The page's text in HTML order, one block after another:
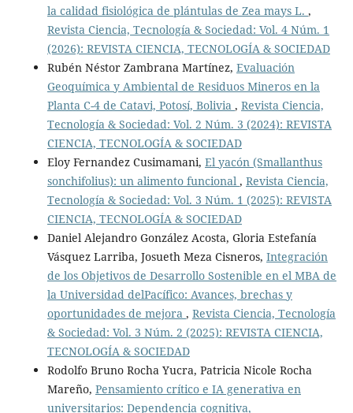
la calidad fisiológica de plántulas de Zea mays L. ,
Revista Ciencia, Tecnología & Sociedad: Vol. 4 Núm. 1
(2026): REVISTA CIENCIA, TECNOLOGÍA & SOCIEDAD
Rubén Néstor Zambrana Martínez, Evaluación
Geoquímica y Ambiental de Residuos Mineros en la
Planta C-4 de Catavi, Potosí, Bolivia , Revista Ciencia,
Tecnología & Sociedad: Vol. 2 Núm. 3 (2024): REVISTA
CIENCIA, TECNOLOGÍA & SOCIEDAD
Eloy Fernandez Cusimamani, El yacón (Smallanthus
sonchifolius): un alimento funcional , Revista Ciencia,
Tecnología & Sociedad: Vol. 3 Núm. 1 (2025): REVISTA
CIENCIA, TECNOLOGÍA & SOCIEDAD
Daniel Alejandro González Acosta, Gloria Estefanía
Vásquez Larriba, Josueth Meza Cisneros, Integración
de los Objetivos de Desarrollo Sostenible en el MBA de
la Universidad delPacífico: Avances, brechas y
oportunidades de mejora , Revista Ciencia, Tecnología
& Sociedad: Vol. 3 Núm. 2 (2025): REVISTA CIENCIA,
TECNOLOGÍA & SOCIEDAD
Rodolfo Bruno Rocha Yucra, Patricia Nicole Rocha
Mareño, Pensamiento crítico e IA generativa en
universitarios: Dependencia cognitiva,